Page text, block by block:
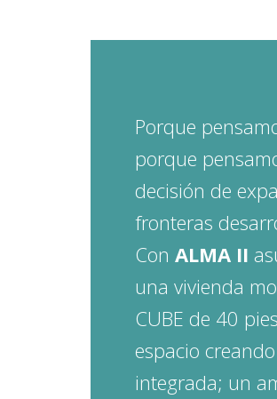
Porque
porque
decisión de
fronteras
Con ALMA II
una vivienda
CUBE de 40
espacio
integrada; un